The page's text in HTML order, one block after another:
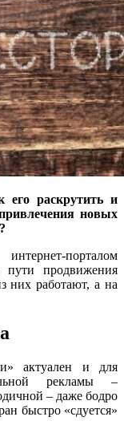
его раскрутить и
новых
порталом
пути продвижения
них работают, а на
актуален и для
рекламы –
– даже бодро
быстро «сдуется»